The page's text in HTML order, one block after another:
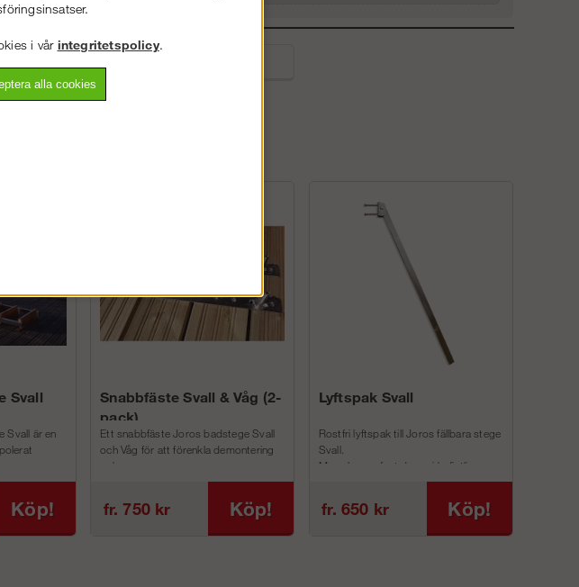
Svall
Svall är en
Köp!
Snabbfäste Svall & Våg (2-
pack)
Ett snabbfäste Joros badstege Svall
och Våg för att förenkla demontering
och m...
fr. 750 kr Köp!
Lyftspak Svall
Rostfri lyftspak till Joros fällbara stege
Svall.
Man skruvar fast denna i befintliga
fr. 650 kr Köp!
i vår integritetspolicy.
alla cookies